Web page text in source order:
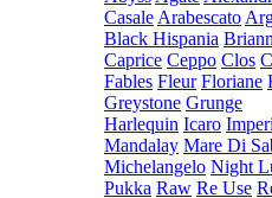
Casale Arabescato
Black Hispania
Caprice Ceppo Clos
Fables Fleur Floriane
Greystone Grunge
Harlequin Icaro
Mandalay Mare Di
Michelangelo Night
Pukka Raw Re Use